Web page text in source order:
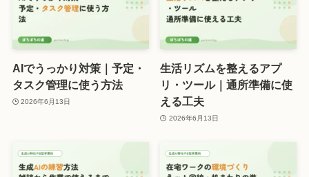
AIでうっかり対策｜予定・
タスク管理に使う方法
2026年6月13日
生活リズムを整えるアプ
リ・ツール｜通所準備に使
える工夫
2026年6月13日